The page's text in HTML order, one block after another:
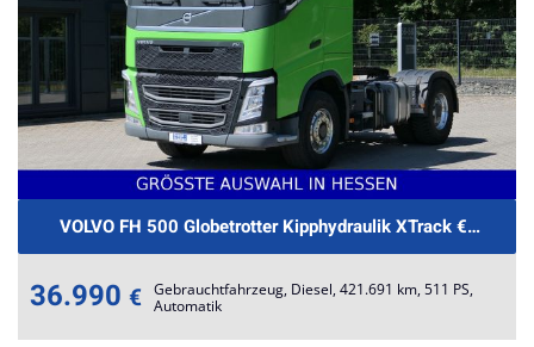
VOLVO FH 500 Globetrotter Kipphydraulik XTrack €599.-m
36.990 € Gebrauchtfahrzeug, Diesel, 421.691 km, 511 PS,
Automatik